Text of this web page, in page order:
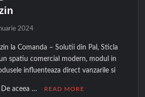
2024
la Comanda – Solutii din Pal, Sticla
spatiu comercial modern, modul in
influenteaza direct vanzarile si
aceea … READ MORE